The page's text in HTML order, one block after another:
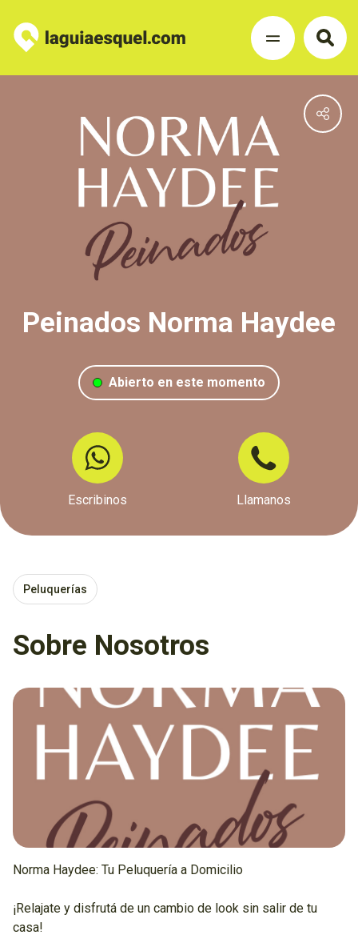
Peinados Norma Haydee
Abierto en este momento
Escribinos Llamanos
Peluquerías
Sobre Nosotros
Norma Haydee: Tu Peluquería a Domicilio
¡Relajate y disfrutá de un cambio de look sin salir de tu
casa!